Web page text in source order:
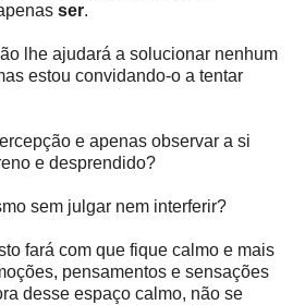
ser.
lhe ajudará a solucionar nenhum
estou convidando-o a tentar
e apenas observar a si
e desprendido?
sem julgar nem interferir?
fará com que fique calmo e mais
pensamentos e sensações
desse espaço calmo, não se